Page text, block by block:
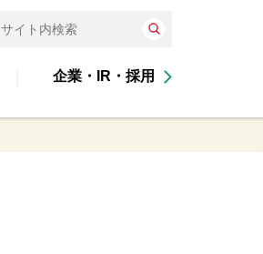
企業・IR・採用